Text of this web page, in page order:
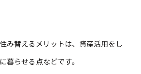
み替えるメリットは、資産活用をし
暮らせる点などです。